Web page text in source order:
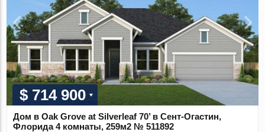
$ 714 900
Дом в Oak Grove at Silverleaf 70’ в Сент-Огастин,
Флорида 4 комнаты, 259м2 № 511892